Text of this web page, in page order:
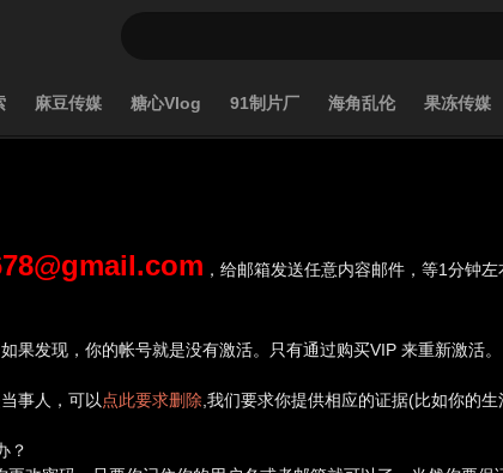
麻豆传媒 糖心Vlog 91制片厂 海角乱伦 果冻传媒
，给邮箱发送任意内容邮件，等1分钟
果发现，你的帐号就是没有激活。只有通过购买VIP 来重新激活。
事人，可以 点此要求删除 ,我们要求你提供相应的证据(比如你的
？